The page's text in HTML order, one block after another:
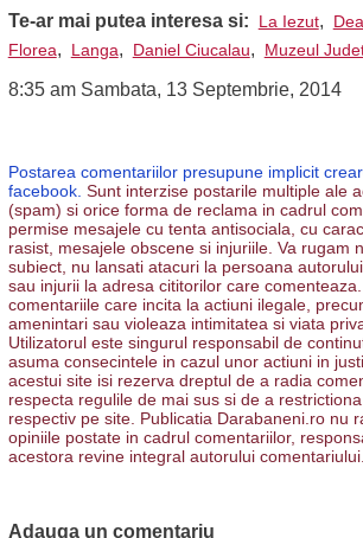
Te-ar mai putea interesa si: La Iezut,
Florea, Langa, Daniel Ciucalau, Muzeul
8:35 am Sambata, 13 Septembrie, 2014
Postarea comentariilor presupune implicit
facebook. Sunt interzise postarile multiple ale
(spam) si orice forma de reclama in cadrul
permise mesajele cu tenta antisociala, cu
rasist, mesajele obscene si injuriile. Va rugam
subiect, nu lansati atacuri la persoana
sau injurii la adresa cititorilor care
comentariile care incita la actiuni ilegale,
amenintari sau violeaza intimitatea si viata
Utilizatorul este singurul responsabil de
asuma consecintele in cazul unor actiuni in
acestui site isi rezerva dreptul de a radia
respecta regulile de mai sus si de a
respectiv pe site. Publicatia Darabaneni.ro nu
opiniile postate in cadrul comentariilor,
acestora revine integral autorului comentariului.
Adauga un comentariu